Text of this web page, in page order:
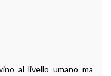
al livello umano ma